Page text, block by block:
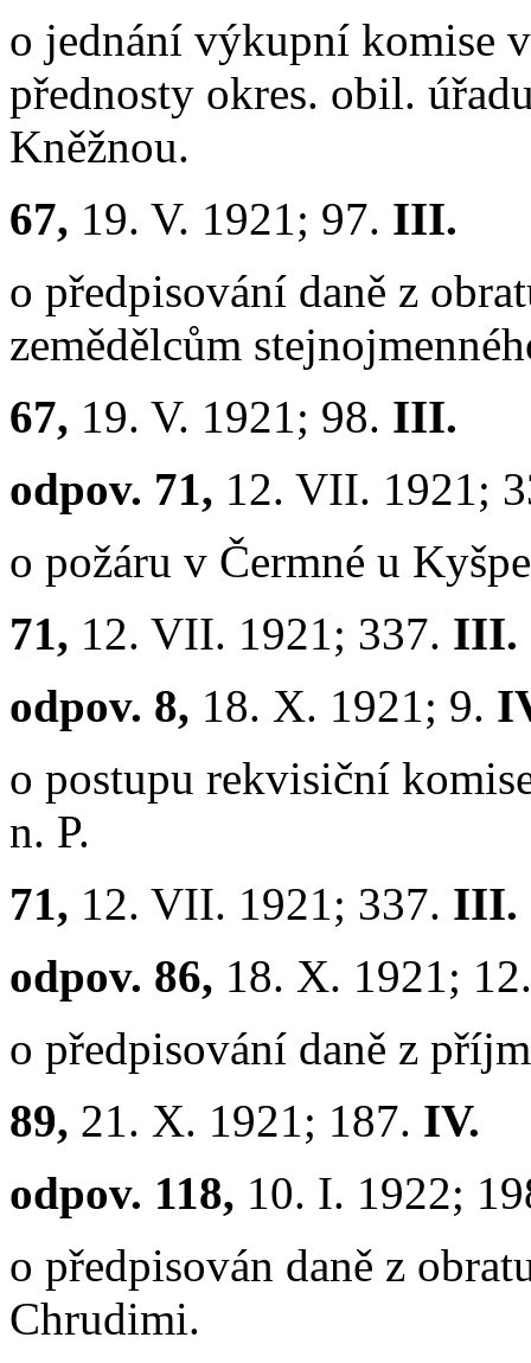
o jednání výkupní komise
přednosty okres. obil.
Kněžnou.
67, 19. V. 1921; 97. III.
o předpisování daně z
zemědělcům
67, 19. V. 1921; 98. III.
odpov. 71, 12. VII. 1921;
o požáru v Čermné u
71, 12. VII. 1921; 337. III.
odpov. 8, 18. X. 1921; 9.
o postupu rekvisiční
n. P.
71, 12. VII. 1921; 337. III.
odpov. 86, 18. X. 1921;
o předpisování daně z
89, 21. X. 1921; 187. IV.
odpov. 118, 10. I. 1922;
o předpisován daně z
Chrudimi.